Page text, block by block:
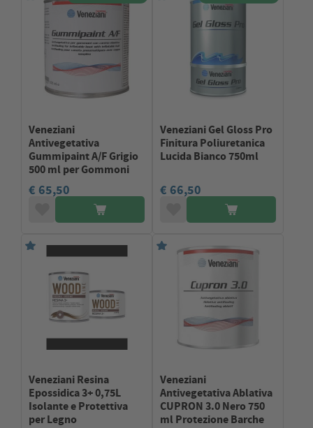
Veneziani
Antivegetativa
Gummipaint A/F Grigio
500 ml per Gommoni
€ 65,50
Veneziani Gel Gloss Pro
Finitura Poliuretanica
Lucida Bianco 750ml
€ 66,50
Veneziani Resina
Epossidica 3+ 0,75L
Isolante e Protettiva
per Legno
Veneziani
Antivegetativa Ablativa
CUPRON 3.0 Nero 750
ml Protezione Barche